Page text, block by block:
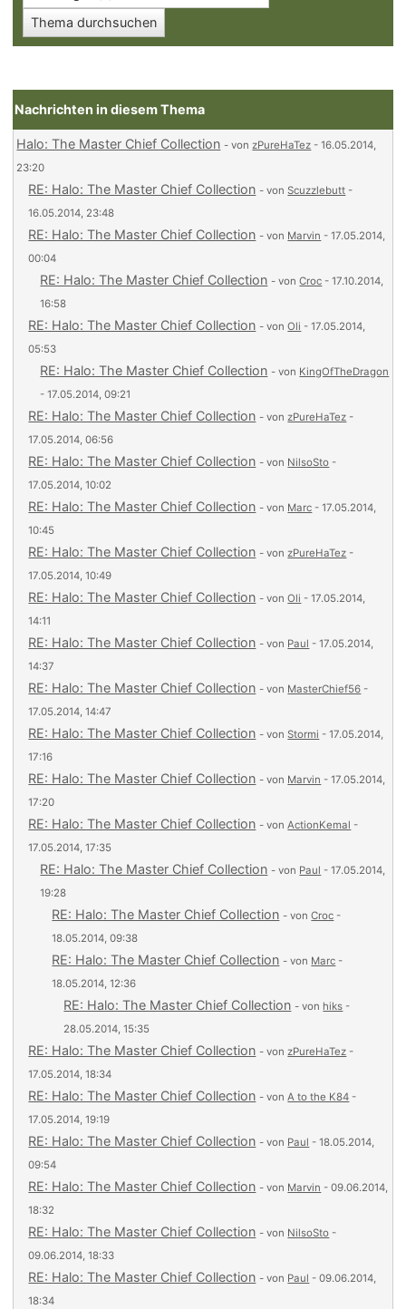
Nachrichten in diesem Thema
Halo: The Master Chief Collection - vonzPureHaTez - 16.05.2014,
23:20
RE: Halo: The Master Chief Collection - vonScuzzlebutt -
16.05.2014, 23:48
RE: Halo: The Master Chief Collection - von Marvin - 17.05.2014,
00:04
RE: Halo: The Master Chief Collection - vonCroc - 17.10.2014,
16:58
RE: Halo: The Master Chief Collection - vonOli - 17.05.2014,
05:53
RE: Halo: The Master Chief Collection - von KingOfTheDragon
- 17.05.2014, 09:21
RE: Halo: The Master Chief Collection - vonzPureHaTez -
17.05.2014, 06:56
RE: Halo: The Master Chief Collection - von NilsoSto -
17.05.2014, 10:02
RE: Halo: The Master Chief Collection - von Marc - 17.05.2014,
10:45
RE: Halo: The Master Chief Collection - vonzPureHaTez -
17.05.2014, 10:49
RE: Halo: The Master Chief Collection - vonOli - 17.05.2014,
14:11
RE: Halo: The Master Chief Collection - von Paul - 17.05.2014,
14:37
RE: Halo: The Master Chief Collection - von MasterChief56 -
17.05.2014, 14:47
RE: Halo: The Master Chief Collection - vonStormi - 17.05.2014,
17:16
RE: Halo: The Master Chief Collection - von Marvin - 17.05.2014,
17:20
RE: Halo: The Master Chief Collection - vonActionKemal -
17.05.2014, 17:35
RE: Halo: The Master Chief Collection - von Paul - 17.05.2014,
19:28
RE: Halo: The Master Chief Collection - vonCroc -
18.05.2014, 09:38
RE: Halo: The Master Chief Collection - von Marc -
18.05.2014, 12:36
RE: Halo: The Master Chief Collection - von hiks -
28.05.2014, 15:35
RE: Halo: The Master Chief Collection - vonzPureHaTez -
17.05.2014, 18:34
RE: Halo: The Master Chief Collection - vonA to the K84 -
17.05.2014, 19:19
RE: Halo: The Master Chief Collection - von Paul - 18.05.2014,
09:54
RE: Halo: The Master Chief Collection - von Marvin - 09.06.2014,
18:32
RE: Halo: The Master Chief Collection - von NilsoSto -
09.06.2014, 18:33
RE: Halo: The Master Chief Collection - von Paul - 09.06.2014,
18:34